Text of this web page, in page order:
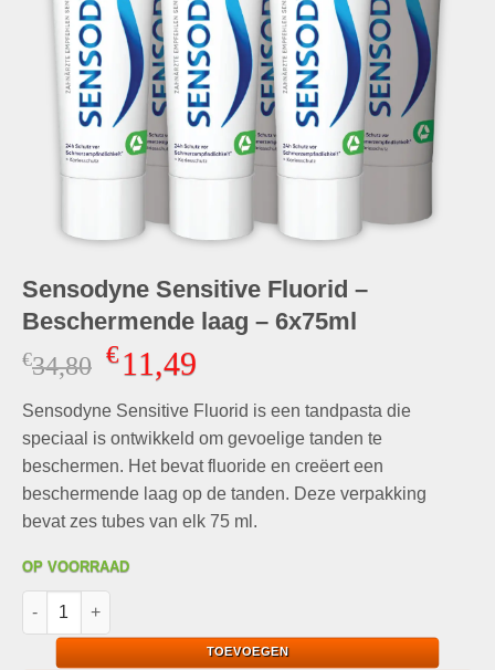
Sensodyne Sensitive Fluorid –
Beschermende laag – 6x75ml
€34,80 Oorspronkelijke
was:
€34,80.
€11,49Huidige
is:
€11,49.
Sensodyne Sensitive Fluorid is een tandpasta die
speciaal is ontwikkeld om gevoelige tanden te
beschermen. Het bevat fluoride en creëert een
beschermende laag op de tanden. Deze verpakking
bevat zes tubes van elk 75 ml.
OP VOORRAAD
Sensodyne Sensitive Fluorid - Beschermende laag - 6x75ml
TOEVOEGEN